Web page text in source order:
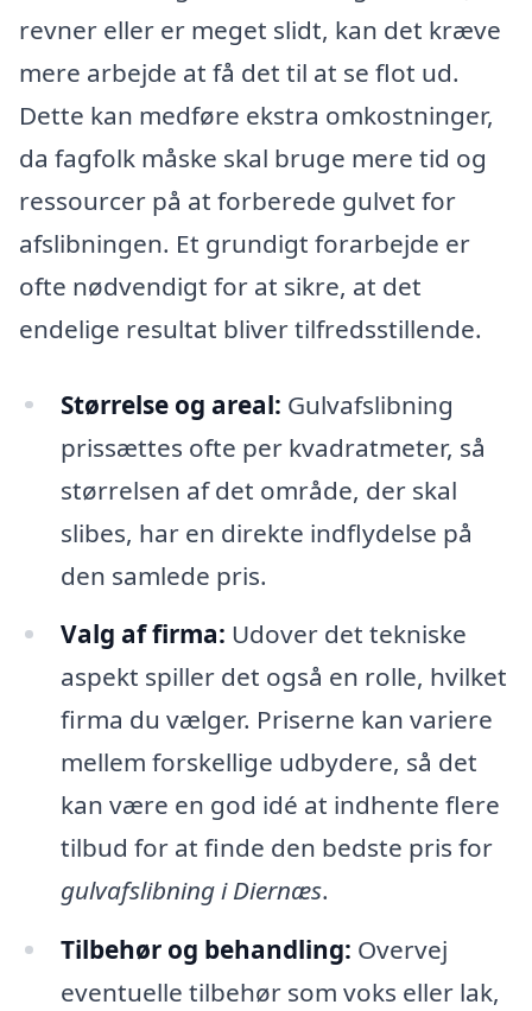
revner eller er meget slidt, kan det kræve
mere arbejde at få det til at se flot ud.
Dette kan medføre ekstra omkostninger,
da fagfolk måske skal bruge mere tid og
ressourcer på at forberede gulvet for
afslibningen. Et grundigt forarbejde er
ofte nødvendigt for at sikre, at det
endelige resultat bliver tilfredsstillende.
Størrelse og areal: Gulvafslibning
prissættes ofte per kvadratmeter, så
størrelsen af det område, der skal
slibes, har en direkte indflydelse på
den samlede pris.
Valg af firma: Udover det tekniske
aspekt spiller det også en rolle, hvilket
firma du vælger. Priserne kan variere
mellem forskellige udbydere, så det
kan være en god idé at indhente flere
tilbud for at finde den bedste pris for
gulvafslibning i Diernæs.
Tilbehør og behandling: Overvej
eventuelle tilbehør som voks eller lak,